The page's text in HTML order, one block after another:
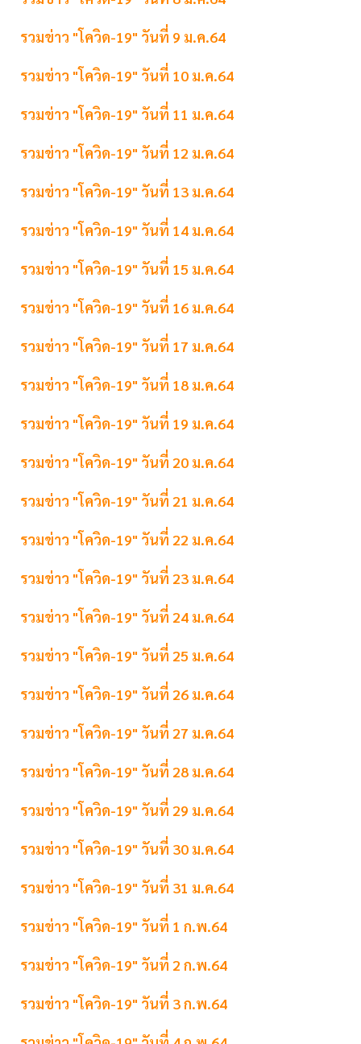
รวมข่าว "โควิด-19" วันที่ 9 ม.ค.64
รวมข่าว "โควิด-19" วันที่ 10 ม.ค.64
รวมข่าว "โควิด-19" วันที่ 11 ม.ค.64
รวมข่าว "โควิด-19" วันที่ 12 ม.ค.64
รวมข่าว "โควิด-19" วันที่ 13 ม.ค.64
รวมข่าว "โควิด-19" วันที่ 14 ม.ค.64
รวมข่าว "โควิด-19" วันที่ 15 ม.ค.64
รวมข่าว "โควิด-19" วันที่ 16 ม.ค.64
รวมข่าว "โควิด-19" วันที่ 17 ม.ค.64
รวมข่าว "โควิด-19" วันที่ 18 ม.ค.64
รวมข่าว "โควิด-19" วันที่ 19 ม.ค.64
รวมข่าว "โควิด-19" วันที่ 20 ม.ค.64
รวมข่าว "โควิด-19" วันที่ 21 ม.ค.64
รวมข่าว "โควิด-19" วันที่ 22 ม.ค.64
รวมข่าว "โควิด-19" วันที่ 23 ม.ค.64
รวมข่าว "โควิด-19" วันที่ 24 ม.ค.64
รวมข่าว "โควิด-19" วันที่ 25 ม.ค.64
รวมข่าว "โควิด-19" วันที่ 26 ม.ค.64
รวมข่าว "โควิด-19" วันที่ 27 ม.ค.64
รวมข่าว "โควิด-19" วันที่ 28 ม.ค.64
รวมข่าว "โควิด-19" วันที่ 29 ม.ค.64
รวมข่าว "โควิด-19" วันที่ 30 ม.ค.64
รวมข่าว "โควิด-19" วันที่ 31 ม.ค.64
รวมข่าว "โควิด-19" วันที่ 1 ก.พ.64
รวมข่าว "โควิด-19" วันที่ 2 ก.พ.64
รวมข่าว "โควิด-19" วันที่ 3 ก.พ.64